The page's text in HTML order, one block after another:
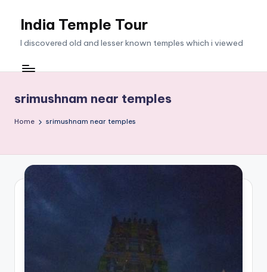
India Temple Tour
I discovered old and lesser known temples which i viewed
srimushnam near temples
Home srimushnam near temples